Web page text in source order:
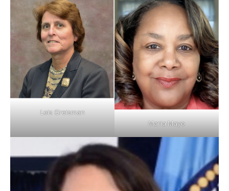
Lois Greisman
Maria Mayo